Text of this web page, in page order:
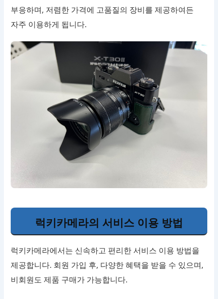
부응하며, 저렴한 가격에 고품질의 장비를 제공하여든
자주 이용하게 됩니다.
럭키카메라의 서비스 이용 방법
럭키카메라에서는 신속하고 편리한 서비스 이용 방법을
제공합니다. 회원 가입 후, 다양한 혜택을 받을 수 있으며,
비회원도 제품 구매가 가능합니다.